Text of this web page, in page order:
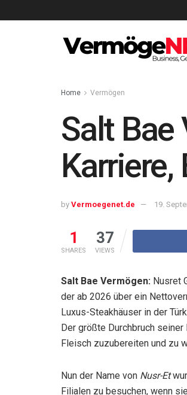
Home Vermögen
Salt Bae
Karriere,
by Vermoegenet.de 19.
1
SHARES
37
VIEWS
Salt Bae Vermögen: Nusret
der ab 2026 über ein
Luxus-Steakhäuser in der
Der größte Durchbruch
Fleisch zuzubereiten und zu
Nun der Name von Nusr-Et
Filialen zu besuchen, wenn